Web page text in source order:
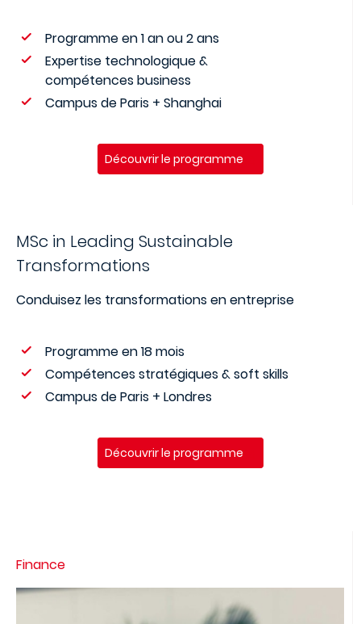
Programme en 1 an ou 2 ans
Expertise technologique &
compétences business
Campus de Paris + Shanghai
Découvrir le programme
MSc in Leading Sustainable
Transformations
Conduisez les transformations en entreprise
Programme en 18 mois
Compétences stratégiques & soft skills
Campus de Paris + Londres
Découvrir le programme
Finance